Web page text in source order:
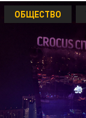
ОБЩЕСТВО